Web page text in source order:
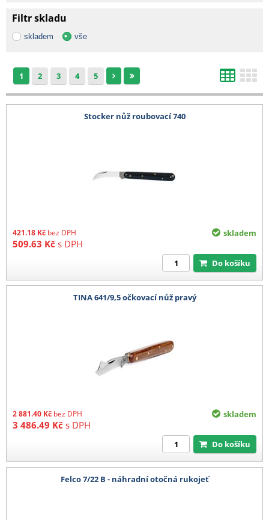
Filtr skladu
skladem vše
1 2 3 4 5
Stocker nůž roubovací 740
421.18 Kč bez DPH
509.63 Kč s DPH
skladem
Do košíku
TINA 641/9,5 očkovací nůž pravý
2 881.40 Kč bez DPH
3 486.49 Kč s DPH
skladem
Do košíku
Felco 7/22 B - náhradní otočná rukojeť